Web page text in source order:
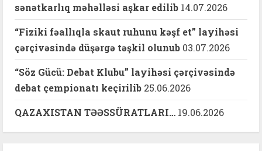
sənətkarlıq məhəlləsi aşkar edilib 14.07.2026
“Fiziki fəallıqla skaut ruhunu kəşf et” layihəsi
çərçivəsində düşərgə təşkil olunub 03.07.2026
“Söz Gücü: Debat Klubu” layihəsi çərçivəsində
debat çempionatı keçirilib 25.06.2026
QAZAXISTAN TƏƏSSÜRATLARI… 19.06.2026